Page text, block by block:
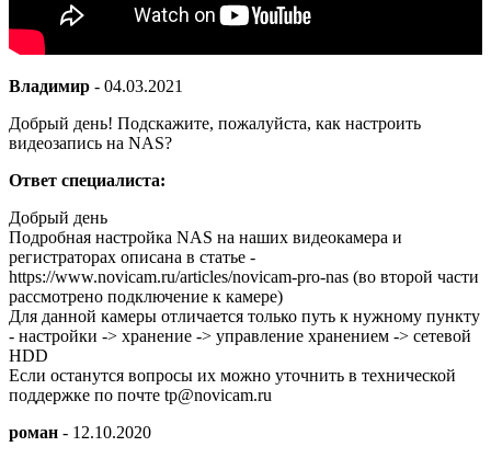
Владимир - 04.03.2021
Добрый день! Подскажите, пожалуйста, как настроить
видеозапись на NAS?
Ответ специалиста:
Добрый день
Подробная настройка NAS на наших видеокамера и
регистраторах описана в статье -
https://www.novicam.ru/articles/novicam-pro-nas (во второй части
рассмотрено подключение к камере)
Для данной камеры отличается только путь к нужному пункту
- настройки -> хранение -> управление хранением -> сетевой
HDD
Если останутся вопросы их можно уточнить в технической
поддержке по почте tp@novicam.ru
роман - 12.10.2020